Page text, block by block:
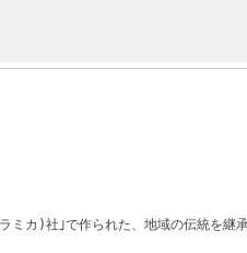
カ)社｣で作られた、地域の伝統を継